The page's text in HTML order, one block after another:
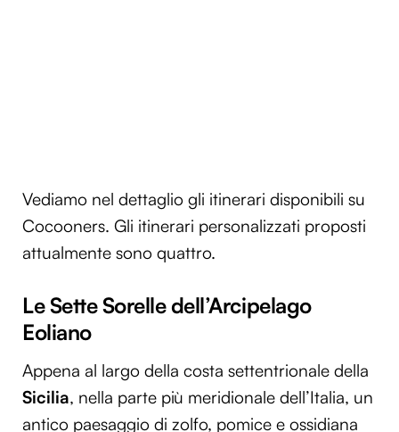
Vediamo nel dettaglio gli itinerari disponibili su
Cocooners. Gli itinerari personalizzati proposti
attualmente sono quattro.
Le Sette Sorelle dell’Arcipelago
Eoliano
Appena al largo della costa settentrionale della
Sicilia, nella parte più meridionale dell’Italia, un
antico paesaggio di zolfo, pomice e ossidiana